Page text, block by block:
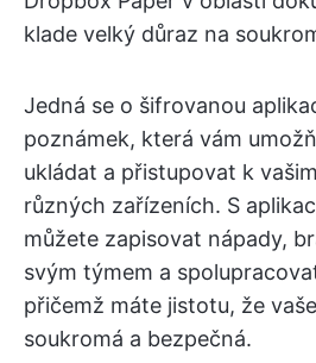
klade velký důraz na
Jedná se o šifrovanou
poznámek, která vám
ukládat a přistupovat k
různých zařízeních. S
můžete zapisovat nápady,
svým týmem a
přičemž máte jistotu, že
soukromá a bezpečná.